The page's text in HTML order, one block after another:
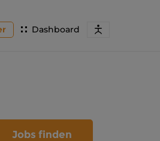
Dashboard
Jobs finden